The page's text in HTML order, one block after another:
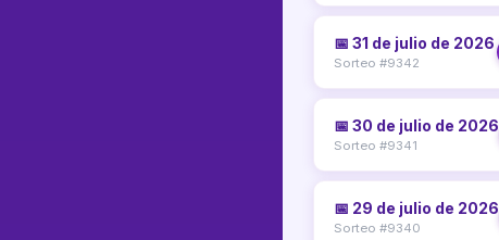
📅 31 de julio de 2026
Sorteo #9342
📅 30 de julio de 2026
Sorteo #9341
📅 29 de julio de 2026
Sorteo #9340